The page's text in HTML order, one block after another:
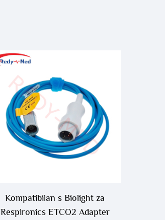
Kompatibilan s Biolight za
Respironics ETCO2 Adapter